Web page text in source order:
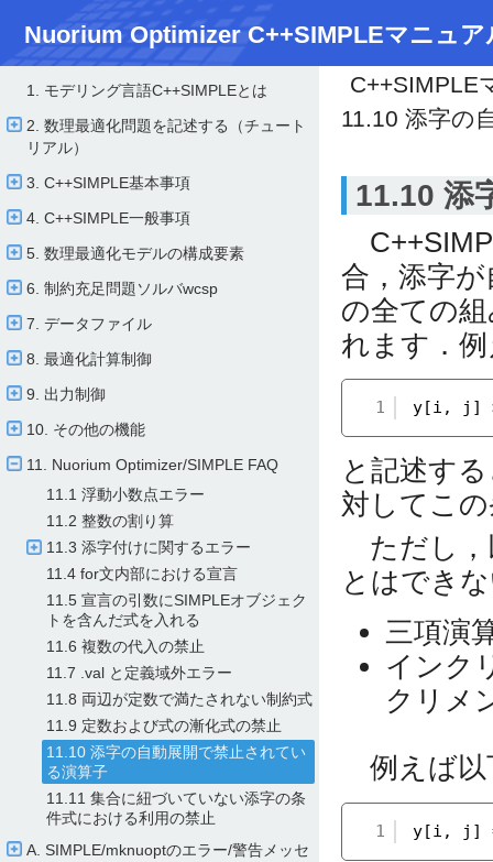
Nuorium Optimizer C++SIMPLEマニュア
1. モデリング言語C++SIMPLEとは
2. 数理最適化問題を記述する（チュート
リアル）
3. C++SIMPLE基本事項
4. C++SIMPLE一般事項
5. 数理最適化モデルの構成要素
6. 制約充足問題ソルバwcsp
7. データファイル
8. 最適化計算制御
9. 出力制御
10. その他の機能
11. Nuorium Optimizer/​SIMPLE FAQ
11.1 浮動小数点エラー
11.2 整数の割り算
11.3 添字付けに関するエラー
11.4 for文内部における宣言
11.5 宣言の引数にSIMPLEオブジェク
トを含んだ式を入れる
11.6 複数の代入の禁止
11.7 .val と定義域外エラー
11.8 両辺が定数で満たされない制約式
11.9 定数および式の漸化式の禁止
11.10 添字の自動展開で禁止されてい
る演算子
11.11 集合に紐づいていない添字の条
件式における利用の禁止
A. SIMPLE/​mknuoptのエラー/​警告メッセ
C++SIMPLE
11.10 添字の
11.10 添
合，添字
の全ての
れます．
1 y[i, j]
と記述す
対してこ
ただし，
とはでき
三項演
インク
クリメ
例えば以
1 y[i, j]